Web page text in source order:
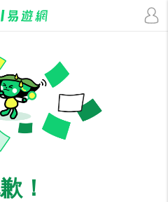
！